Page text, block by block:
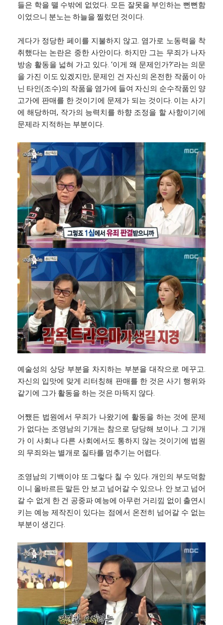
들은 학을 뗄 수밖에 없었다. 모든 잘못을 부인하는 뻔뻔함
이었으니 분노는 하늘을 찔렀던 것이다.
게다가 정당한 페이를 지불하지 않고. 염가로 노동력을 착
취했다는 논란은 중한 사안이다. 하지만 그는 무죄가 나자
방송 활동을 넓혀 가고 있다. ‘이게 왜 문제인가?’라는 의문
을 가진 이도 있겠지만, 문제인 건 자신의 온전한 작품이 아
닌 타인(조수)의 작품을 염가에 들여 자신의 순수작품인 양
고가에 판매를 한 것이기에 문제가 되는 것이다. 이는 사기
에 해당하며, 작가의 능력치를 하향 조정을 할 사항이기에
문제라 지적하는 부분이다.
예술성의 상당 부분을 차지하는 부분을 대작으로 메꾸고.
자신의 입맛에 맞게 리터칭해 판매를 한 것은 사기 행위와
같기에 그가 활동을 하는 것은 마뜩지 않다.
어쨌든 법원에서 무죄가 나왔기에 활동을 하는 것에 문제
가 없다는 조영남의 기개는 참으로 당당해 보이나. 그 기개
가 이 사회나 다른 사회에서도 통하지 않는 것이기에 법원
의 무죄와는 별개로 질타를 멈추기는 어렵다.
조영남의 기백이야 또 그렇다 칠 수 있다. 개인의 부도덕함
이니 올바르든 말든 안 보고 넘어갈 수 있으나. 안 보고 넘어
갈 수 없게 한 건 공중파 예능에 아무런 거리낌 없이 출연시
키는 예능 제작진이 있다는 점에서 온전히 넘어갈 수 없는
부분이 생긴다.